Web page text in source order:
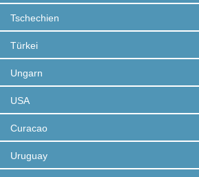
Tschechien
Türkei
Ungarn
USA
Curacao
Uruguay